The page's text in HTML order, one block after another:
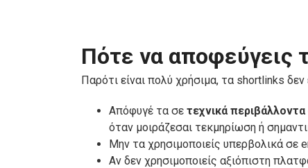
Πότε να αποφεύγεις
Παρότι είναι πολύ χρήσιμα, τα shortlinks
Απόφυγέ τα σε τεχνικά περιβάλλοντα
όταν μοιράζεσαι τεκμηρίωση ή
Μην τα χρησιμοποιείς υπερβολικά σε
Αν δεν χρησιμοποιείς αξιόπιστη